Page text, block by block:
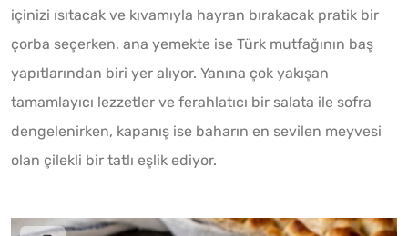
içinizi ısıtacak ve kıvamıyla hayran bırakacak pratik bir
çorba seçerken, ana yemekte ise Türk mutfağının baş
yapıtlarından biri yer alıyor. Yanına çok yakışan
tamamlayıcı lezzetler ve ferahlatıcı bir salata ile sofra
dengelenirken, kapanış ise baharın en sevilen meyvesi
olan çilekli bir tatlı eşlik ediyor.